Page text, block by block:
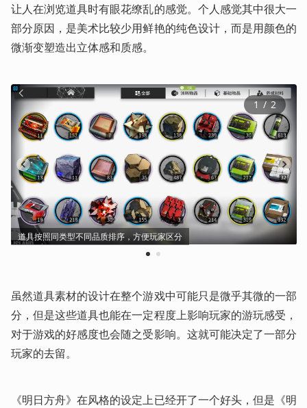
让人在浏览道具时有眼花缭乱的感觉。个人感觉其中很大一
部分原因，是美术比较少用鲜艳的纯色设计，而是用颜色的
微渐变塑造出立体感和质感。
道具按照同类型不同品质排序，方便玩家区分
1 2
1 / 2
虽然道具素材的设计在整个游戏中可能只是微乎其微的一部
分，但是这些道具也能在一定程度上影响玩家的游玩感受，
对于游戏的好感度也会随之受影响。这就可能决定了一部分
玩家的去留。
《明日方舟》在风格的设定上已经开了一个好头，但是《明